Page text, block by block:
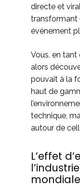
directe et
transformant
événement
Vous, en
alors
pouvait à la
haut de
technique,
autour de
L’effet
mondiale